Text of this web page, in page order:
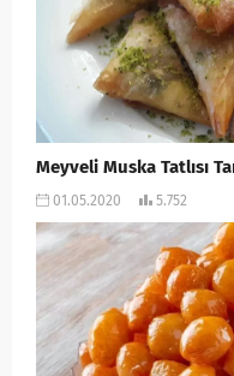
Meyveli Muska Tatlısı
01.05.2020 5.752